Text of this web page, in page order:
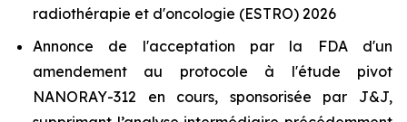
radiothérapie et d'oncologie (ESTRO) 2026
Annonce de l'acceptation par la FDA d'un
amendement au protocole à l'étude pivot
NANORAY-312 en cours, sponsorisée par J&J,